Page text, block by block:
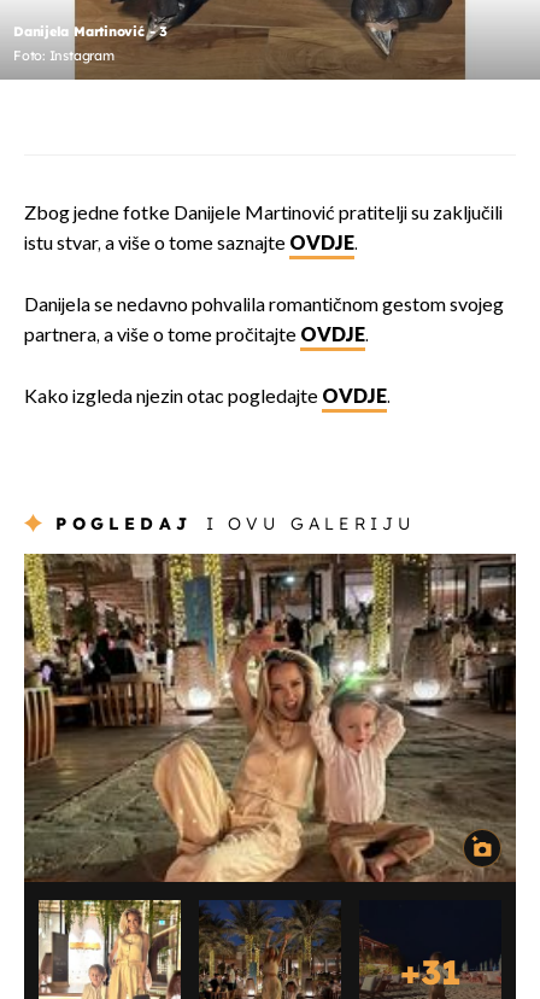
Danijela Martinović - 3
Foto: Instagram
Zbog jedne fotke Danijele Martinović pratitelji su zaključili
istu stvar, a više o tome saznajte OVDJE.
Danijela se nedavno pohvalila romantičnom gestom svojeg
partnera, a više o tome pročitajte OVDJE.
Kako izgleda njezin otac pogledajte OVDJE.
POGLEDAJ I OVU GALERIJU
+31